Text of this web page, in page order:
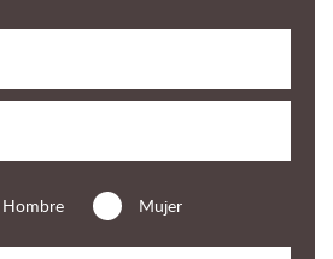
Hombre Mujer